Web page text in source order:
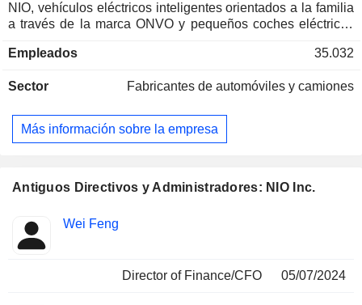
Antiguos Directivos y Administradores: NIO Inc.
Insider
Funciones
ocupadas
Wei Feng
Director of Finance/CFO 05/07/2024
NIO, vehículos eléctricos inteligentes orientados a la familia
a través de la marca ONVO y pequeños coches eléctricos
empresa se centra en desarrollar capacidades internas,
conducción asistida e inteligente, las tecnologías digitales,
ingeniería y el diseño de vehículos, entre otras, con el fin de
controlar el diseño y el desarrollo de la arquitectura de
Empleados 35.032
Sector Fabricantes de automóviles y camiones
Más información sobre la empresa